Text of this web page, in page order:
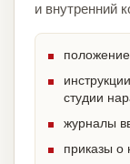
и внутренний
студии
журналы
приказы о